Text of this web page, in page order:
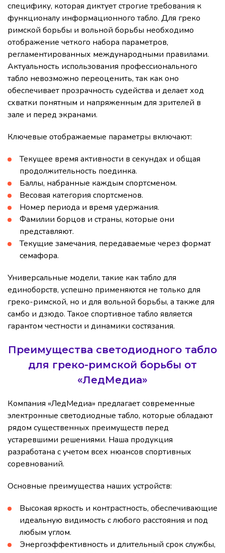
специфику, которая диктует строгие требования к
функционалу информационного табло. Для греко
римской борьбы и вольной борьбы необходимо
отображение четкого набора параметров,
регламентированных международными правилами.
Актуальность использования профессионального
табло невозможно переоценить, так как оно
обеспечивает прозрачность судейства и делает ход
схватки понятным и напряженным для зрителей в
зале и перед экранами.
Ключевые отображаемые параметры включают:
Текущее время активности в секундах и общая
продолжительность поединка.
Баллы, набранные каждым спортсменом.
Весовая категория спортсменов.
Номер периода и время удержания.
Фамилии борцов и страны, которые они
представляют.
Текущие замечания, передаваемые через формат
семафора.
Универсальные модели, такие как табло для
единоборств, успешно применяются не только для
греко-римской, но и для вольной борьбы, а также для
самбо и дзюдо. Такое спортивное табло является
гарантом честности и динамики состязания.
Преимущества светодиодного табло
для греко-римской борьбы от
«ЛедМедиа»
Компания «ЛедМедиа» предлагает современные
электронные светодиодные табло, которые обладают
рядом существенных преимуществ перед
устаревшими решениями. Наша продукция
разработана с учетом всех нюансов спортивных
соревнований.
Основные преимущества наших устройств:
Высокая яркость и контрастность, обеспечивающие
идеальную видимость с любого расстояния и под
любым углом.
Энергоэффективность и длительный срок службы,